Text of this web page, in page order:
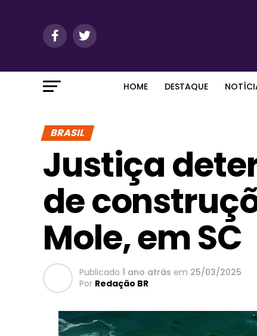
HOME DESTAQUE
BRASIL
Justiça
de
Mole, em SC
Publicado 1 ano atrás em 25/03/2025
Por Redação BR